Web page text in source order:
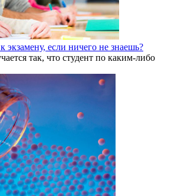
экзамену, если ничего не знаешь?
так, что студент по каким-либо